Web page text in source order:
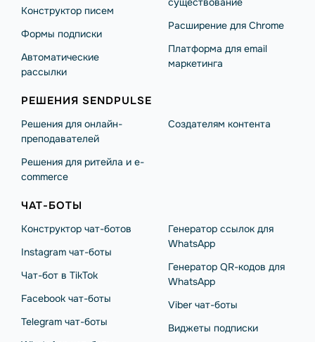
Конструктор писем
Формы подписки
Автоматические
рассылки
Расширение для Chrome
Платформа для email
маркетинга
РЕШЕНИЯ SENDPULSE
Решения для онлайн-
преподавателей
Решения для ритейла и e-
commerce
Создателям контента
ЧАТ-БОТЫ
Конструктор чат-ботов
Instagram чат-боты
Чат-бот в TikTok
Facebook чат-боты
Telegram чат-боты
Генератор ссылок для
WhatsApp
Генератор QR-кодов для
WhatsApp
Viber чат-боты
Виджеты подписки